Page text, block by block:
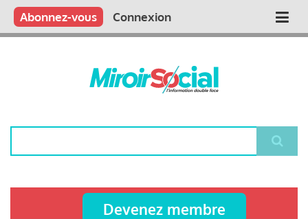
Aller
contenu
Main
Qui sommes nous ?
Vous publiez
Nous publions
Contactez-nous
Abonnez-vous Connexion
Devenez membre